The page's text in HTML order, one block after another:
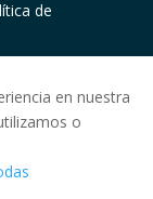
de
en nuestra
o